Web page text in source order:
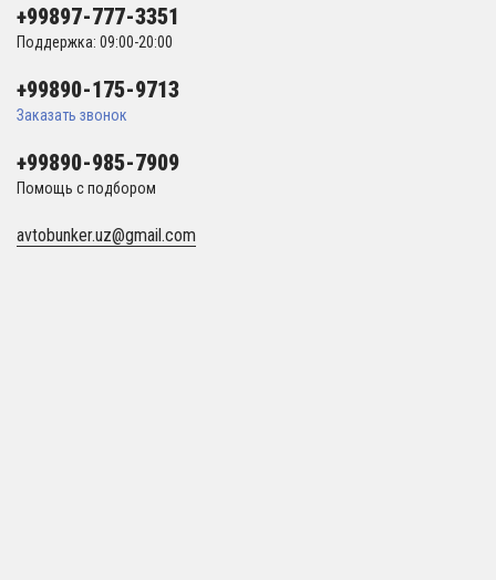
+99897-777-3351
Поддержка: 09:00-20:00
+99890-175-9713
Заказать звонок
+99890-985-7909
Помощь с подбором
avtobunker.uz@gmail.com